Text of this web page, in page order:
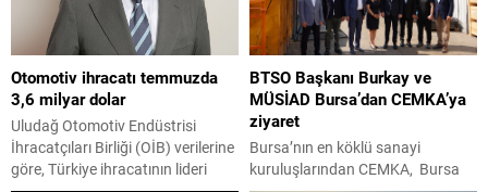
Otomotiv ihracatı temmuzda
3,6 milyar dolar
Uludağ Otomotiv Endüstrisi
İhracatçıları Birliği (OİB) verilerine
göre, Türkiye ihracatının lideri
BTSO Başkanı Burkay ve
MÜSİAD Bursa’dan CEMKA’ya
ziyaret
Bursa’nın en köklü sanayi
kuruluşlarından CEMKA, Bursa